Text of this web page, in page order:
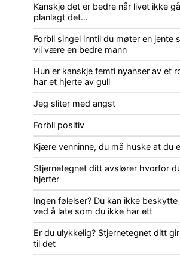
Kanskje det er bedre når livet ikke
planlagt det…
Forbli singel inntil du møter en jente
vil være en bedre mann
Hun er kanskje femti nyanser av et
har et hjerte av gull
Jeg sliter med angst
Forbli positiv
Kjære venninne, du må huske at du
Stjernetegnet ditt avslører hvorfor
hjerter
Ingen følelser? Du kan ikke
ved å late som du ikke har ett
Er du ulykkelig? Stjernetegnet ditt
til det